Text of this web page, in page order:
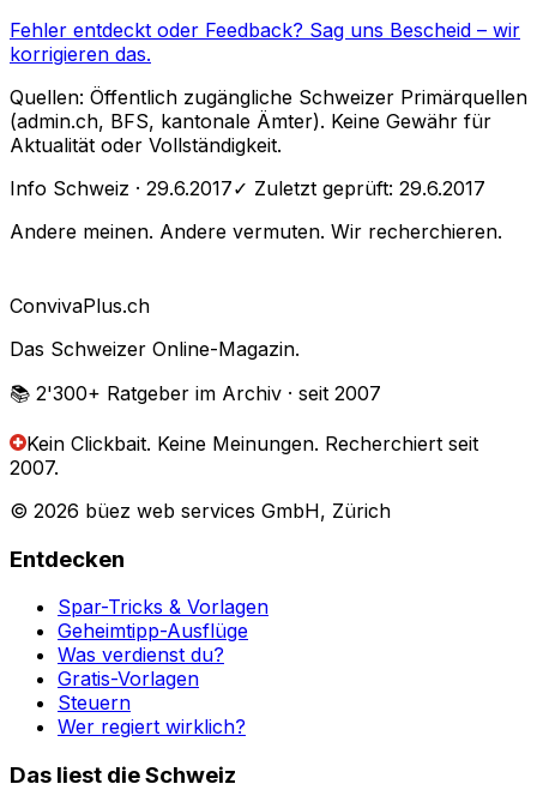
Fehler entdeckt oder Feedback? Sag uns Bescheid – wir
korrigieren das.
Quellen: Öffentlich zugängliche Schweizer Primärquellen
(admin.ch, BFS, kantonale Ämter). Keine Gewähr für
Aktualität oder Vollständigkeit.
Info Schweiz · 29.6.2017✓ Zuletzt geprüft: 29.6.2017
Andere meinen. Andere vermuten. Wir recherchieren.
ConvivaPlus.ch
Das Schweizer Online-Magazin.
📚 2'300+ Ratgeber im Archiv · seit 2007
Kein Clickbait. Keine Meinungen. Recherchiert seit
2007.
© 2026 büez web services GmbH, Zürich
Entdecken
Spar-Tricks & Vorlagen
Geheimtipp-Ausflüge
Was verdienst du?
Gratis-Vorlagen
Steuern
Wer regiert wirklich?
Das liest die Schweiz